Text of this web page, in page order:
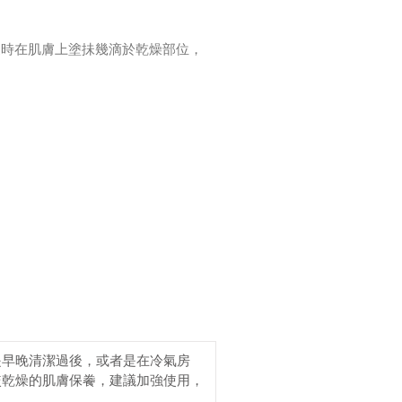
在肌膚上塗抺幾滴於乾燥部位，
晚清潔過後，或者是在冷氣房
燥的肌膚保餋，建議加強使用，